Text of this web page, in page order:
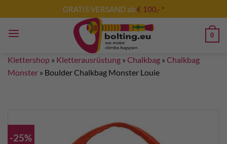
Inhalt
springen
GRATIS VERSAND ab€ 100,- *
0
Klettershop » Kletterausrüstung » Chalkbag » Chalkbag
Monster » Boulder Chalkbag Monster Louie
-25%